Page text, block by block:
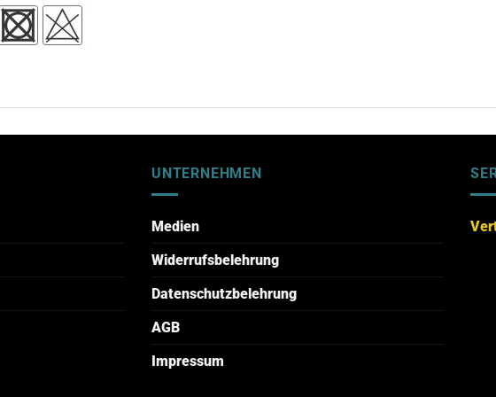
UNTERNEHMEN
Medien
Widerrufsbelehrung
Datenschutzbelehrung
AGB
Impressum